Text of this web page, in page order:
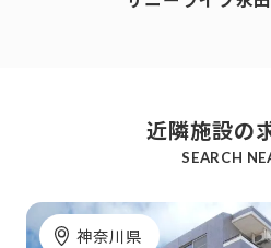
近隣施設の
SEARCH
神奈川県